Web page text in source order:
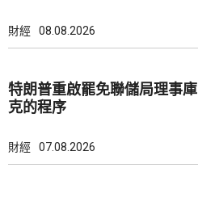
財經 08.08.2026
特朗普重啟罷免聯儲局理事庫
克的程序
財經 07.08.2026